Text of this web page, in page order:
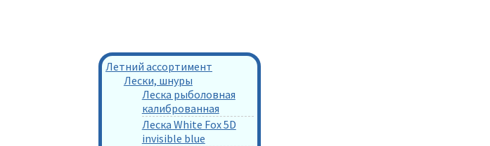
Летний ассортимент
Лески, шнуры
Леска рыболовная
калиброванная
Леска White Fox 5D
invisible blue